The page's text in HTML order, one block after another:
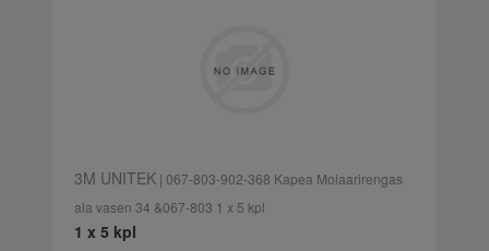
3M UNITEK| 067-803-902-368 Kapea Molaarirengas
ala vasen 34 &067-803 1 x 5 kpl
1 x 5 kpl